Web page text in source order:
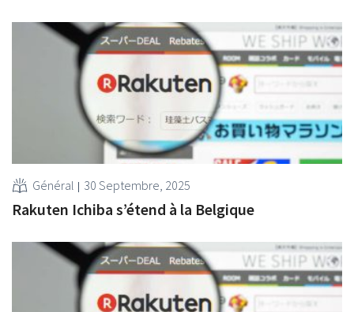
Général 30 Septembre, 2025
Rakuten Ichiba s’étend à la Belgique